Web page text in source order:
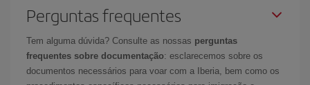
Perguntas frequentes
Tem alguma dúvida? Consulte as nossas perguntas
frequentes sobre documentação: esclarecemos sobre os
documentos necessários para voar com a Iberia, bem como os